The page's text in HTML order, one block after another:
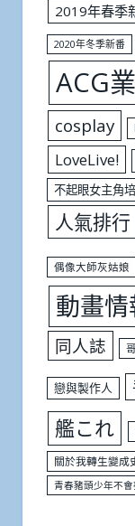
2019年春季
2020年冬季新番
ACG
cosplay
LoveLive!
不起眼女主角
人氣排行
偶像大師灰姑娘
動畫情
同人誌
戀與製作人
艦これ
關於我轉生變成
青春豬頭少年不